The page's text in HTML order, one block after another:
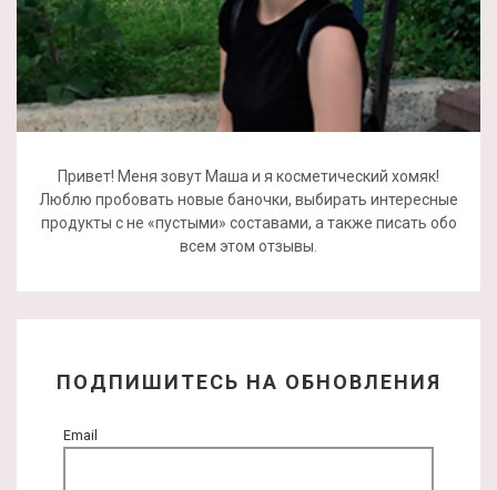
Привет! Меня зовут Маша и я косметический хомяк!
Люблю пробовать новые баночки, выбирать интересные
продукты с не «пустыми» составами, а также писать обо
всем этом отзывы.
ПОДПИШИТЕСЬ НА ОБНОВЛЕНИЯ
Email